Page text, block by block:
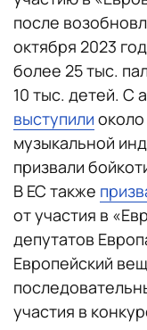
после
октября 2023
более 25 тыс.
10 тыс. детей. С
выступили около
музыкальной
призвали
В ЕС также
от участия в
депутатов
Европейский
участия в